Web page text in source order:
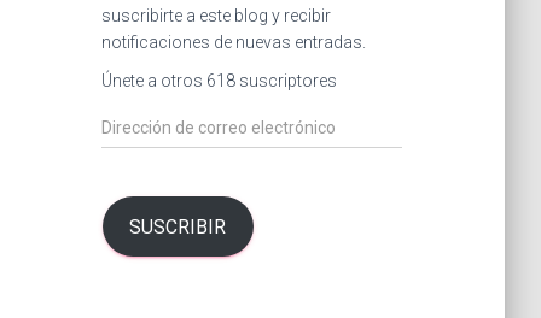
suscribirte a este blog y recibir
notificaciones de nuevas entradas.
Únete a otros 618 suscriptores
D
i
c
c
SUSCRIBIR